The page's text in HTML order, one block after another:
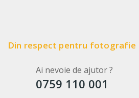
Din respect pentru fotografie
Ai nevoie de ajutor ?
0759 110 001